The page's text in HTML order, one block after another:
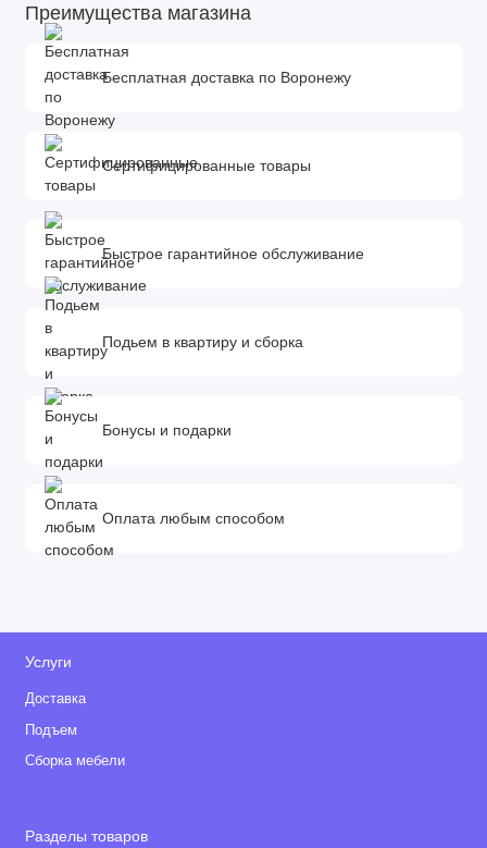
Преимущества магазина
Бесплатная доставка по Воронежу
Сертифицированные товары
Быстрое гарантийное обслуживание
Подьем в квартиру и сборка
Бонусы и подарки
Оплата любым способом
Услуги
Доставка
Подъем
Сборка мебели
Разделы товаров